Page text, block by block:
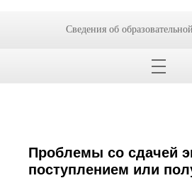
Проблемы со сдачей
поступлением или
Сведения об